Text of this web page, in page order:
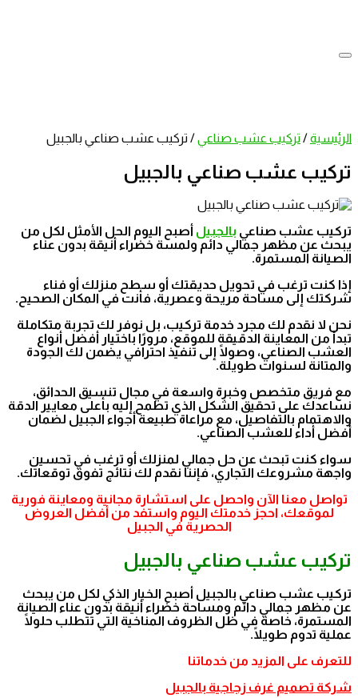
الرئيسية/ تركيب عشب صناعي/ تركيب عشب صناعي بالجبيل
تركيب عشب صناعي بالجبيل
تركيب عشب صناعي بالجبيل أصبح اليوم الحل الأمثل لكل من
يبحث عن مظهر جمالي دائم ولمسة خضراء أنيقة بدون عناء
الصيانة المستمرة.
إذا كنت ترغب في تحويل حديقتك أو سطح منزلك أو فناء
شركتك إلى مساحة مريحة وعصرية، فأنت في المكان الصحيح.
نحن لا نقدم لك مجرد خدمة تركيب، بل نوفر لك تجربة متكاملة
تبدأ من المعاينة الدقيقة للموقع، مرورًا باختيار أفضل أنواع
العشب الصناعي، وصولًا إلى تنفيذ احترافي يضمن لك الجودة
والمتانة لسنوات طويلة.
مع فريق متخصص وخبرة واسعة في مجال تنسيق الحدائق،
نساعدك على تحقيق الشكل الذي تطمح إليه بأعلى معايير الدقة
والاهتمام بالتفاصيل، مع مراعاة طبيعة أجواء الجبيل لضمان
أفضل أداء للعشب الصناعي.
سواء كنت تبحث عن حل جمالي لمنزلك أو ترغب في تحسين
واجهة مشروعك التجاري، فإننا نقدم لك نتائج تفوق توقعاتك.
تواصل معنا الآن واحصل على استشارة مجانية ومعاينة فورية
لموقعك، احجز خدمتك اليوم واستفد من أفضل العروض
الحصرية في الجبيل
تركيب عشب صناعي بالجبيل
تركيب عشب صناعي بالجبيل أصبح الخيار الذكي لكل من يبحث
عن مظهر جمالي دائم ومساحة خضراء أنيقة بدون عناء الصيانة
المستمرة، خاصة في ظل الظروف المناخية التي تتطلب حلولًا
عملية تدوم طويلًا.
للتعرف على المزيد من خدماتنا
شركة تصميم غرف زجاجية بالجبيل